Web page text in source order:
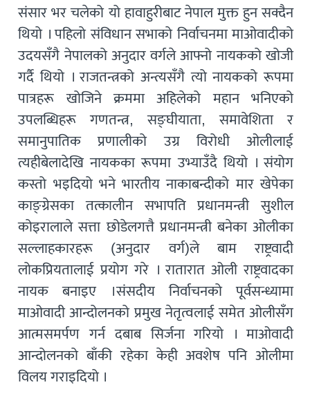
संसार भर चलेको यो हावाहुरीबाट नेपाल मुक्त हुन सक्दैन
थियो । पहिलो संविधान सभाको निर्वाचनमा माओवादीको
उदयसँगै नेपालको अनुदार वर्गले आफ्नो नायकको खोजी
गर्दै थियो । राजतन्त्रको अन्त्यसँगै त्यो नायकको रूपमा
पात्रहरू खोजिने क्रममा अहिलेको महान भनिएको
उपलब्धिहरू गणतन्त्र, सङ्घीयाता, समावेशिता र
समानुपातिक प्रणालीको उग्र विरोधी ओलीलाई
त्यहीबेलादेखि नायकका रूपमा उभ्याउँदै थियो । संयोग
कस्तो भइदियो भने भारतीय नाकाबन्दीको मार खेपेका
काङ्ग्रेसका तत्कालीन सभापति प्रधानमन्त्री सुशील
कोइरालाले सत्ता छोडेलगत्तै प्रधानमन्त्री बनेका ओलीका
सल्लाहकारहरू (अनुदार वर्ग)ले बाम राष्ट्रवादी
लोकप्रियतालाई प्रयोग गरे । रातारात ओली राष्ट्रवादका
नायक बनाइए ।संसदीय निर्वाचनको पूर्वसन्ध्यामा
माओवादी आन्दोलनको प्रमुख नेतृत्वलाई समेत ओलीसँग
आत्मसमर्पण गर्न दबाब सिर्जना गरियो । माओवादी
आन्दोलनको बाँकी रहेका केही अवशेष पनि ओलीमा
विलय गराइदियो ।